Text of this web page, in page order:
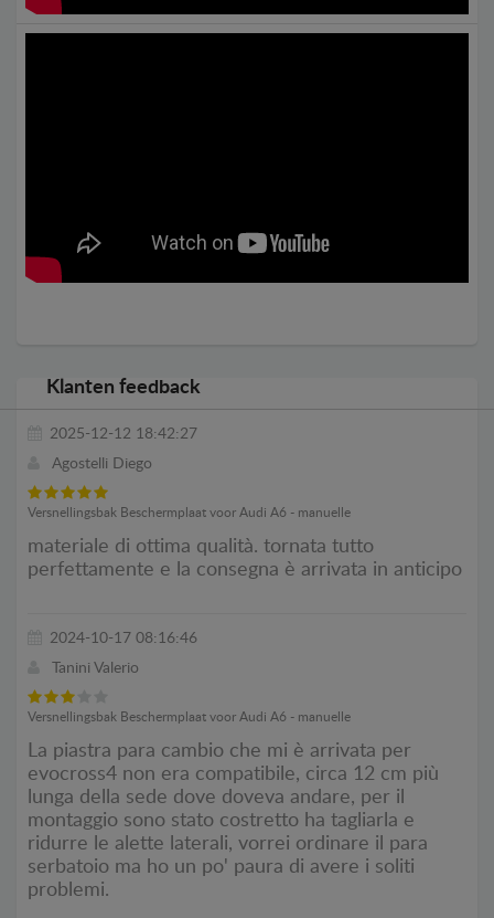
Klanten feedback
2025-12-12 18:42:27
Agostelli Diego
Versnellingsbak Beschermplaat voor Audi A6 - manuelle
materiale di ottima qualità. tornata tutto
perfettamente e la consegna è arrivata in anticipo
2024-10-17 08:16:46
Tanini Valerio
Versnellingsbak Beschermplaat voor Audi A6 - manuelle
La piastra para cambio che mi è arrivata per
evocross4 non era compatibile, circa 12 cm più
lunga della sede dove doveva andare, per il
montaggio sono stato costretto ha tagliarla e
ridurre le alette laterali, vorrei ordinare il para
serbatoio ma ho un po' paura di avere i soliti
problemi.